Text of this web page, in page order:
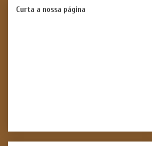
Curta a nossa página